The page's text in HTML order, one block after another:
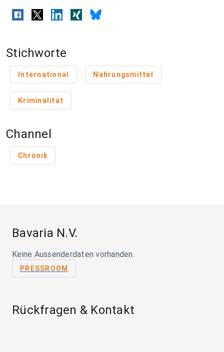
Stichworte
International Nahrungsmittel
Kriminalität
Channel
Chronik
Bavaria N.V.
Keine Aussenderdaten vorhanden.
PRESSROOM
Rückfragen & Kontakt